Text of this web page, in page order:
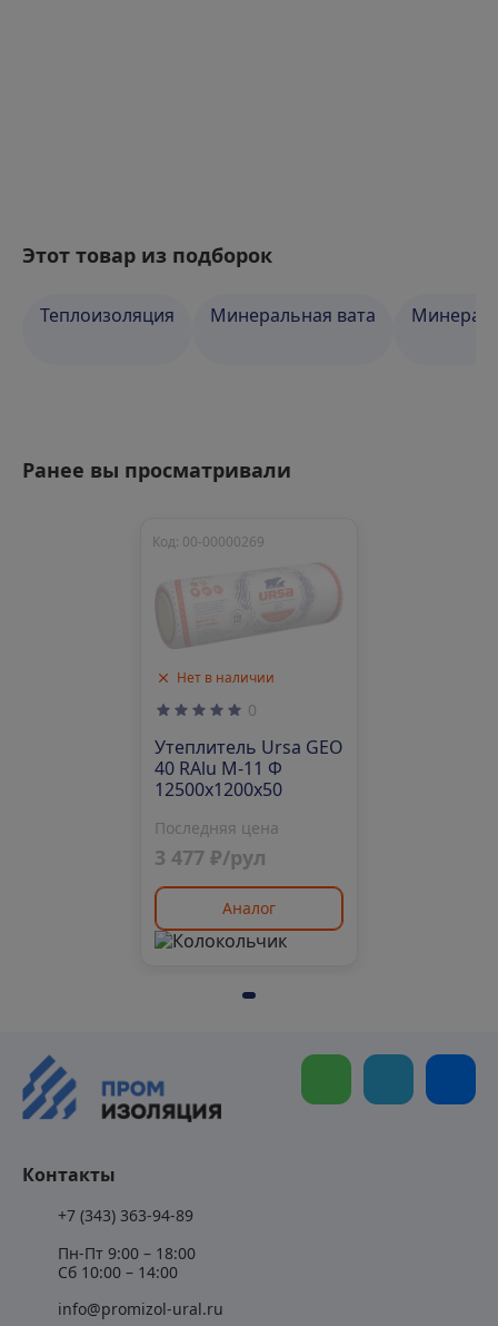
Этот товар из подборок
Теплоизоляция Минеральная вата
Ранее вы просматривали
Нет в наличии
Код: 00-00000269
0
Утеплитель Ursa GEO
40 RAlu М-11 Ф
12500х1200х50
Последняя цена
3 477 ₽/рул
Аналог
Контакты
+7 (343) 363-94-89
Пн-Пт 9:00 – 18:00
Сб 10:00 – 14:00
info@promizol-ural.ru